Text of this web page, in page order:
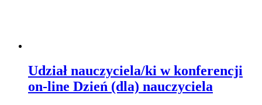
Udział nauczyciela/ki w konferencji
on-line Dzień (dla) nauczyciela